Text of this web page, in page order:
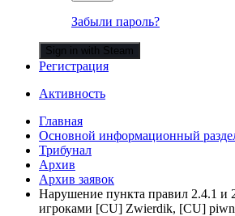
Забыли пароль?
Sign in with Steam
Регистрация
Активность
Главная
Основной информационный
Трибунал
Архив
Архив заявок
Нарушение пункта правил 2.4.1 и
игроками [CU] Zwierdik, [CU]